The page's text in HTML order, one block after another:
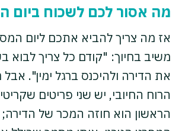
מה אסור לכם לשכוח ביום
אז מה צריך להביא אתכם ליום
משיב בחיוך: "קודם כל צריך
את הדירה ולהיכנס ברגל ימין".
הרוח החיובי, יש שני פריטים
הראשון הוא חוזה המכר של הדירה;